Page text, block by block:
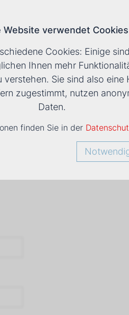
Website verwendet Cookies
Cookies: Einige
Ihnen mehr
Sie sind also eine
zugestimmt, nutzen
Daten.
finden Sie in der